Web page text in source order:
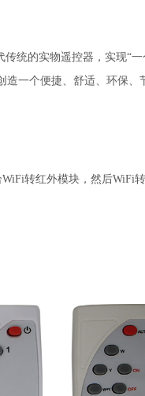
统的实物遥控器，实现“
一个便捷、舒适、环保、
转红外模块，然后WiFi